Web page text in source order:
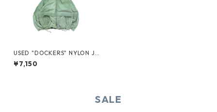
USED "DOCKERS" NYLON JA
CKET
¥7,150
SALE